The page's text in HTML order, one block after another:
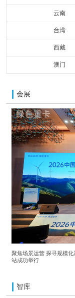
云南
台湾
西藏
澳门
会展
聚焦场景运营 探寻规模
站成功举行
智库